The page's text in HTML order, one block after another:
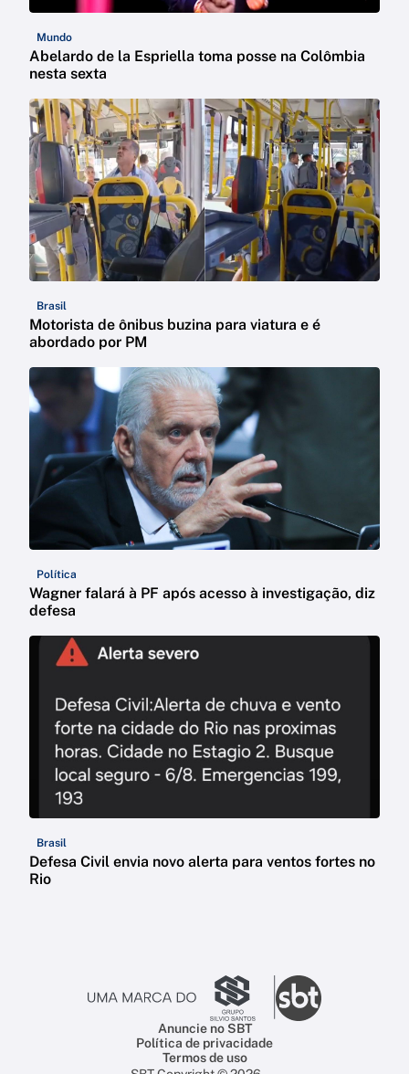
Mundo
Abelardo de la Espriella toma posse na Colômbia
nesta sexta
Brasil
Motorista de ônibus buzina para viatura e é
abordado por PM
Política
Wagner falará à PF após acesso à investigação, diz
defesa
Brasil
Defesa Civil envia novo alerta para ventos fortes no
Rio
Anuncie no SBT
Política de privacidade
Termos de uso